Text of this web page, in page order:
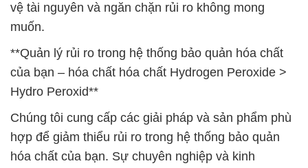
vệ tài nguyên và ngăn chặn rủi ro không mong
muốn.
**Quản lý rủi ro trong hệ thống bảo quản hóa chất
của bạn – hóa chất hóa chất Hydrogen Peroxide >
Hydro Peroxid**
Chúng tôi cung cấp các giải pháp và sản phẩm phù
hợp để giảm thiểu rủi ro trong hệ thống bảo quản
hóa chất của bạn. Sự chuyên nghiệp và kinh